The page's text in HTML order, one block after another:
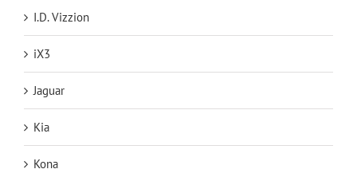
I.D. Vizzion
iX3
Jaguar
Kia
Kona